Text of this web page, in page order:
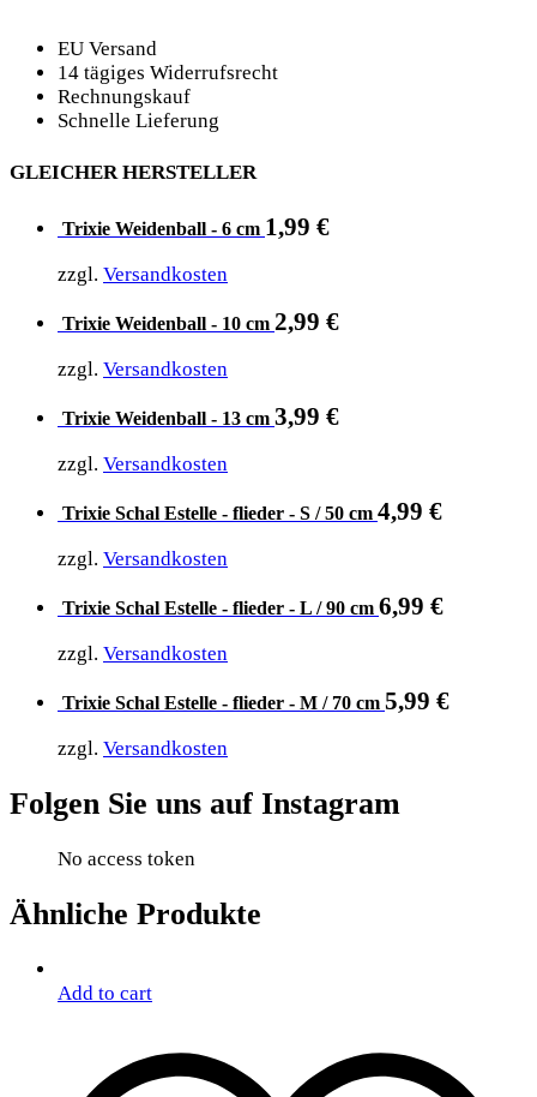
EU Versand
14 tägiges Widerrufsrecht
Rechnungskauf
Schnelle Lieferung
GLEICHER HERSTELLER
Trixie Weidenball - 6 cm 1,99 €
zzgl. Versandkosten
Trixie Weidenball - 10 cm 2,99 €
zzgl. Versandkosten
Trixie Weidenball - 13 cm 3,99 €
zzgl. Versandkosten
Trixie Schal Estelle - flieder - S / 50 cm 4,99 €
zzgl. Versandkosten
Trixie Schal Estelle - flieder - L / 90 cm 6,99 €
zzgl. Versandkosten
Trixie Schal Estelle - flieder - M / 70 cm 5,99 €
zzgl. Versandkosten
Folgen Sie uns auf Instagram
No access token
Ähnliche Produkte
Add to cart